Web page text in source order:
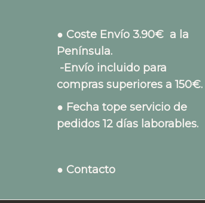
● Coste Envío 3.90€ a la
Península.
-Envío incluido para
compras superiores a 150€.
● Fecha tope servicio de
pedidos 12 días laborables.
● Contacto